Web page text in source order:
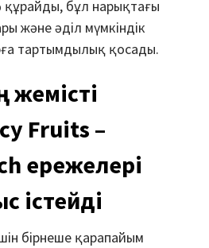
бұл нарықтағы
және әділ мүмкіндік
тартымдылық қосады.
Fruits –
ережелері
істейді
бірнеше қарапайым